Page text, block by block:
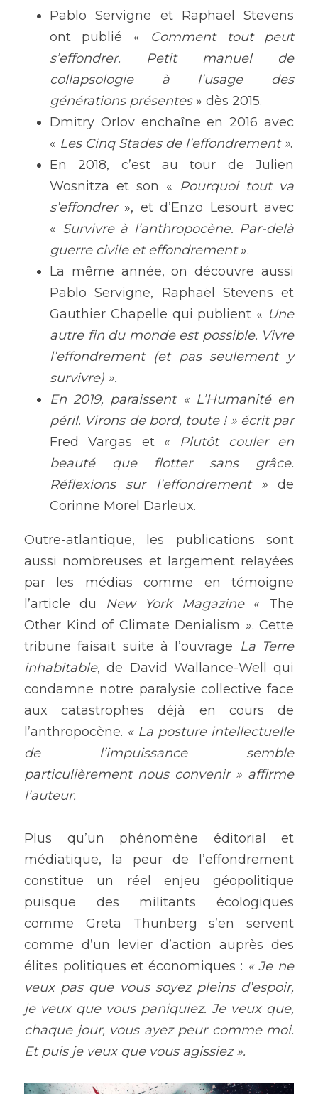
Pablo Servigne et Raphaël Stevens
ont publié « Comment tout peut
s’effondrer. Petit manuel de
collapsologie à l’usage des
générations présentes » dès 2015.
Dmitry Orlov enchaîne en 2016 avec
« Les Cinq Stades de l’effondrement ».
En 2018, c’est au tour de Julien
Wosnitza et son « Pourquoi tout va
s’effondrer », et d’Enzo Lesourt avec
« Survivre à l’anthropocène. Par-delà
guerre civile et effondrement ».
La même année, on découvre aussi
Pablo Servigne, Raphaël Stevens et
Gauthier Chapelle qui publient « Une
autre fin du monde est possible. Vivre
l’effondrement (et pas seulement y
survivre) ».
En 2019, paraissent « L’Humanité en
péril. Virons de bord, toute ! » écrit par
Fred Vargas et « Plutôt couler en
beauté que flotter sans grâce.
Réflexions sur l’effondrement » de
Corinne Morel Darleux.
Outre-atlantique, les publications sont
aussi nombreuses et largement relayées
par les médias comme en témoigne
l’article du New York Magazine « The
Other Kind of Climate Denialism ». Cette
tribune faisait suite à l’ouvrage La Terre
inhabitable, de David Wallance-Well qui
condamne notre paralysie collective face
aux catastrophes déjà en cours de
l’anthropocène. « La posture intellectuelle
de l’impuissance semble
particulièrement nous convenir » affirme
l’auteur.
Plus qu’un phénomène éditorial et
médiatique, la peur de l’effondrement
constitue un réel enjeu géopolitique
puisque des militants écologiques
comme Greta Thunberg s’en servent
comme d’un levier d’action auprès des
élites politiques et économiques : « Je ne
veux pas que vous soyez pleins d’espoir,
je veux que vous paniquiez. Je veux que,
chaque jour, vous ayez peur comme moi.
Et puis je veux que vous agissiez ».